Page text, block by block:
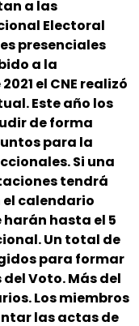
a las
Electoral
presenciales
a la
el CNE realizó
Este año los
de forma
para la
Si una
tendrá
el calendario
hasta el 5
Un total de
para formar
Voto. Más del
Los miembros
las actas de